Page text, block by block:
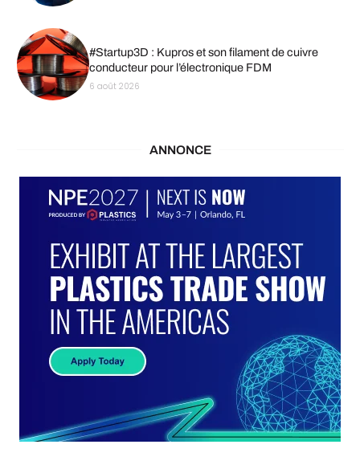
#Startup3D : Kupros et son filament de cuivre
conducteur pour l’électronique FDM
6 août 2026
ANNONCE